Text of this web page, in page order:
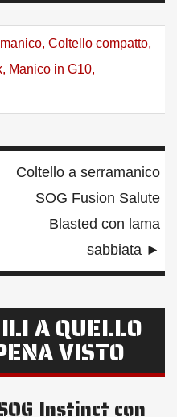
, Coltello compatto,
, Manico in G10,
Coltello a serramanico
SOG Fusion Salute
Blasted con lama
sabbiata ►
A QUELLO
VISTO
Instinct con